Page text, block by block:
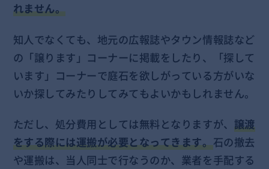
れません。
知人でなくても、地元の広報誌やタウン情報誌など
の「譲ります」コーナーに掲載をしたり、「探して
います」コーナーで庭石を欲しがっている方がいな
いか探してみたりしてみてもよいかもしれません。
ただし、処分費用としては無料となりますが、 譲渡
をする際には運搬が必要となってきます。石の撤去
や運搬は、当人同士で行なうのか、業者を手配する